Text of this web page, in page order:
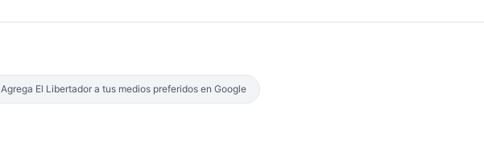
Agrega El Libertador a tus medios preferidos en Google